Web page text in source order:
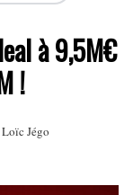
à 9,5M€
!
Loïc Jégo